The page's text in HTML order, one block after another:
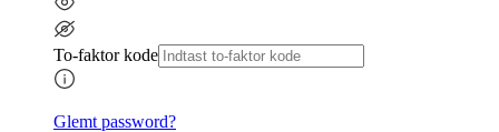
To-faktor kode
Glemt password?